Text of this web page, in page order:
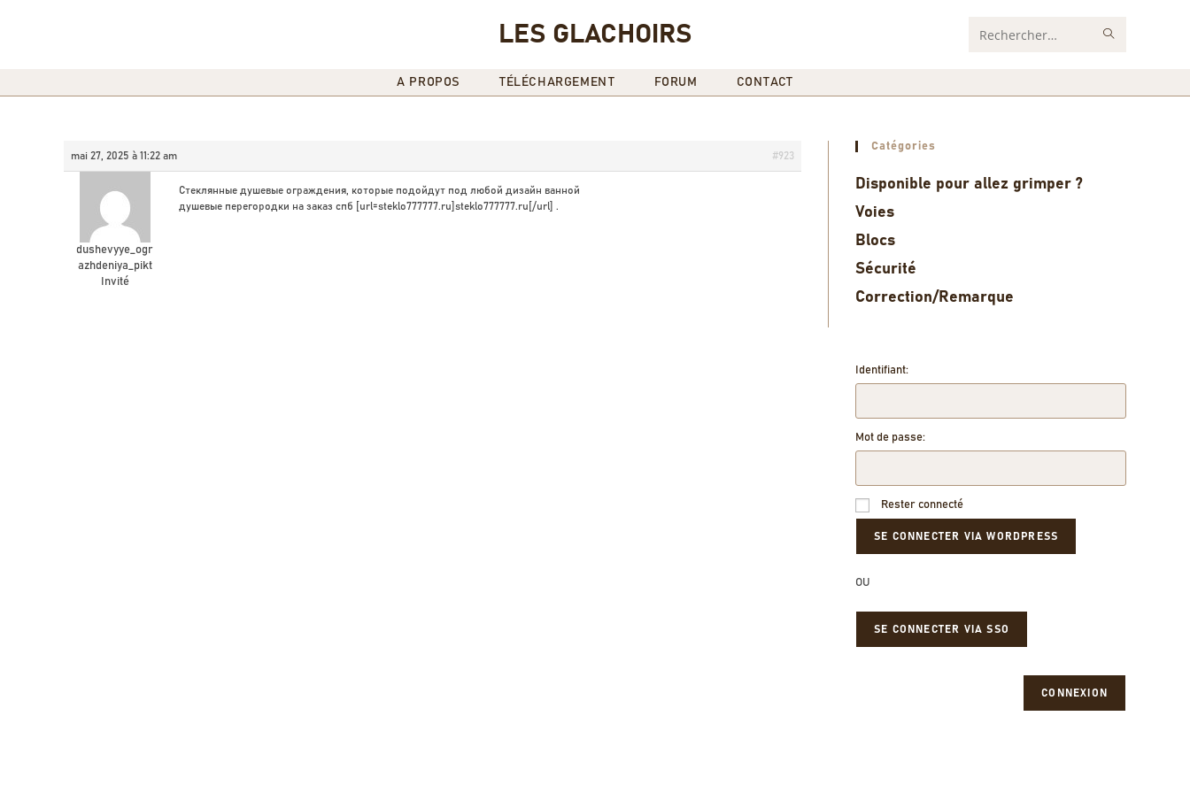
LES GLACHOIRS Rechercher
A PROPOS TÉLÉCHARGEMENT FORUM CONTACT
mai 27, 2025 à 11:22 am #923
dushevyye_ogr
azhdeniya_pikt
Invité
Стеклянные душевые ограждения, которые подойдут под любой дизайн ванной
душевые перегородки на заказ спб [url=steklo777777.ru]steklo777777.ru[/url] .
Catégories
Disponible pour allez grimper ?
Voies
Blocs
Sécurité
Correction/Remarque
Identifiant:
Mot de passe:
Rester connecté
OU
SE CONNECTER VIA SSO
CONNEXION